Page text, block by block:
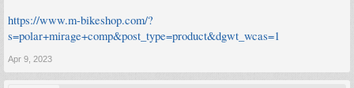
stanje, a sad je idealno vrijeme za voznju.
Sent from my iPhone using Tapatalk
https://www.m-bikeshop.com/?
s=polar+mirage+comp&post_type=product&dgwt_wcas=1
Apr 9, 2023